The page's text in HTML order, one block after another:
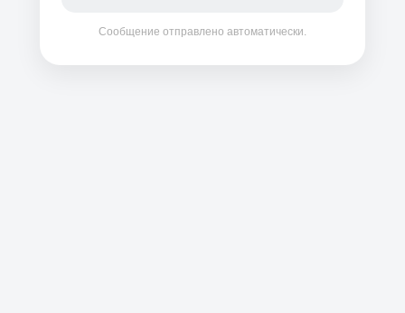
Сообщение отправлено автоматически.